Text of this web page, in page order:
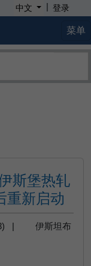
中文 | 登录
菜单
斯堡热轧
重新启动
|
伊斯坦布